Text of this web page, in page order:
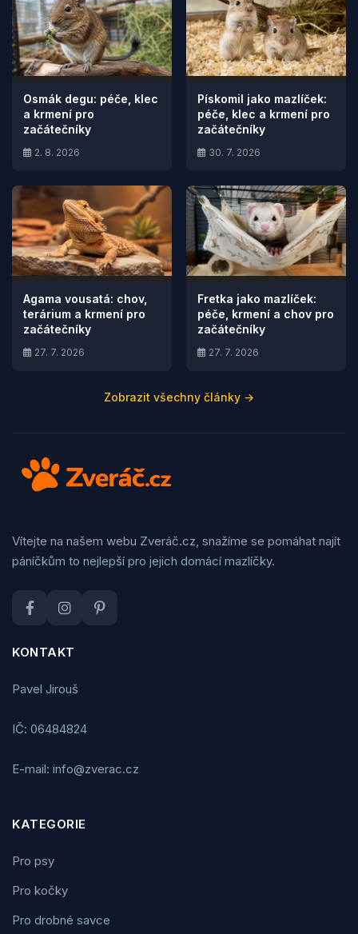
Osmák degu: péče, klec
a krmení pro
začátečníky
2. 8. 2026
Pískomil jako mazlíček:
péče, klec a krmení pro
začátečníky
30. 7. 2026
Agama vousatá: chov,
terárium a krmení pro
začátečníky
27. 7. 2026
Fretka jako mazlíček:
péče, krmení a chov pro
začátečníky
27. 7. 2026
Zobrazit všechny články →
Vítejte na našem webu Zveráč.cz, snažíme se pomáhat najít
páníčkům to nejlepší pro jejich domácí mazlíčky.
KONTAKT
Pavel Jirouš
IČ: 06484824
E-mail: info@zverac.cz
KATEGORIE
Pro psy
Pro kočky
Pro drobné savce